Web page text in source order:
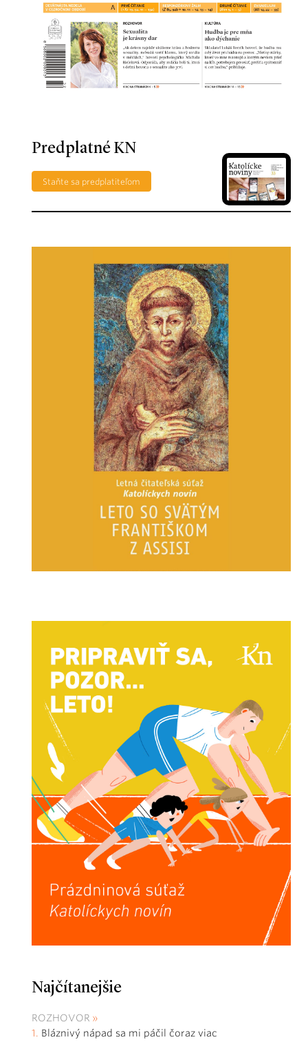
Predplatné KN
Staňte sa predplatiteľom
Najčítanejšie
ROZHOVOR
Bláznivý nápad sa mi páčil čoraz viac